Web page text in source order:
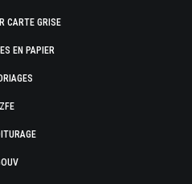
CARTE GRISE
EN PAPIER
ZFE